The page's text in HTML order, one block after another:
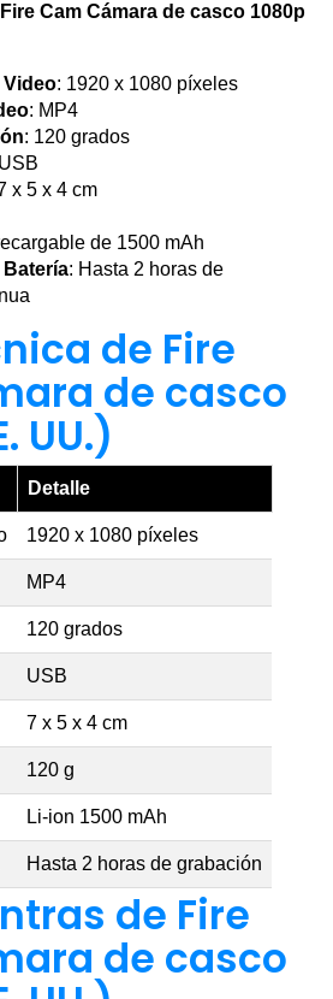
Fire Cam Cámara de casco 1080p
Video: 1920 x 1080 píxeles
: MP4
: 120 grados
x 5 x 4 cm
de 1500 mAh
Batería: Hasta 2 horas de
de Fire
de casco
UU.)
Detalle
1920 x 1080 píxeles
MP4
120 grados
USB
7 x 5 x 4 cm
120 g
Li-ion 1500 mAh
Hasta 2 horas de grabación
de Fire
de casco